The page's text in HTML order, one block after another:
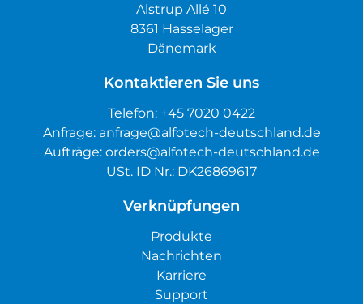
Alstrup Allé 10
8361 Hasselager
Dänemark
Kontaktieren Sie uns
Telefon: +45 7020 0422
Anfrage: anfrage@alfotech-deutschland.de
Aufträge: orders@alfotech-deutschland.de
USt. ID Nr.: DK26869617
Verknüpfungen
Produkte
Nachrichten
Karriere
Support